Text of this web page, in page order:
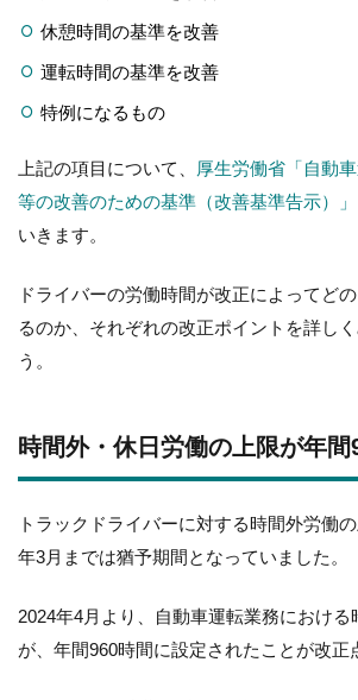
休憩時間の基準を改善
運転時間の基準を改善
特例になるもの
上記の項目について、
厚生労働省「自動
等の改善のための基準（改善基準告示）」
いきます。
ドライバーの労働時間が改正によってど
るのか、それぞれの改正ポイントを詳し
う。
時間外・休日労働の上限が年間
トラックドライバーに対する時間外労働
年3月までは猶予期間となっていました。
2024年4月より、自動車運転業務における
が、年間960時間に設定されたことが改正